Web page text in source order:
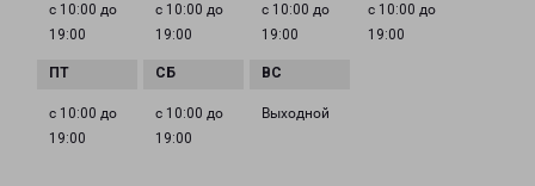
с 10:00 до
19:00
с 10:00 до
19:00
с 10:00 до
19:00
с 10:00 до
19:00
с 10:00 до
19:00
с 10:00 до
19:00
Выходной